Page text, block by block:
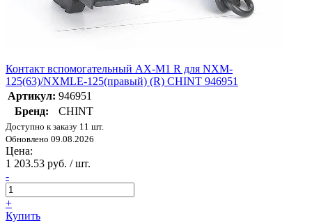
Контакт вспомогательный AX-M1 R для NXM-
125(63)/NXMLE-125(правый) (R) CHINT 946951
Артикул: 946951
Бренд:
CHINT
Доступно к заказу 11 шт.
Обновлено 09.08.2026
Цена:
1 203.53 руб. / шт.
-
+
Купить